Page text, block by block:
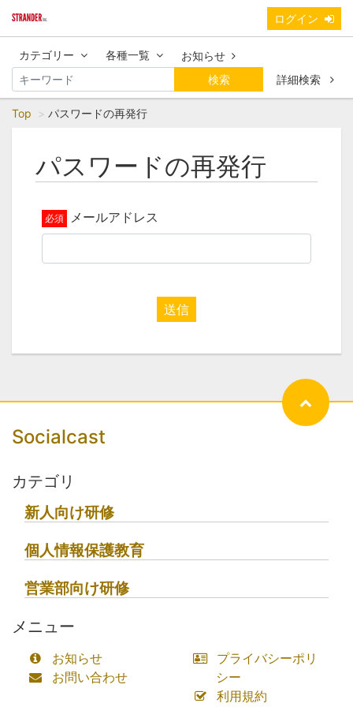
ログイン
カテゴリー 各種一覧
お知らせ
検索
詳細検索
Top パスワードの再発行
パスワードの再発行
メールアドレス
送信
Socialcast
カテゴリ
新人向け研修
個人情報保護教育
営業部向け研修
メニュー
お知らせ
お問い合わせ
プライバシーポリ
シー
利用規約